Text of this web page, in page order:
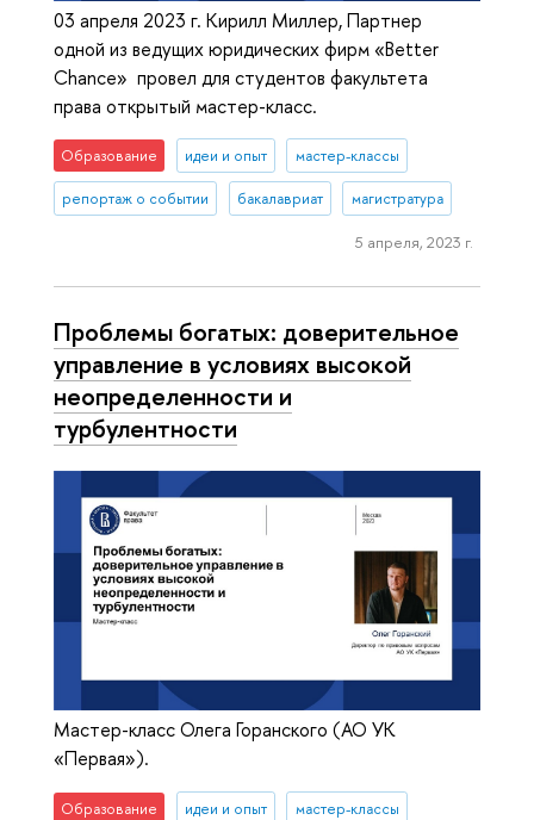
03 апреля 2023 г. Кирилл Миллер, Партнер
одной из ведущих юридических фирм «Better
Chance» провел для студентов факультета
права открытый мастер-класс.
Образование идеи и опыт мастер-классы
репортаж о событии бакалавриат магистратура
5 апреля, 2023 г.
Проблемы богатых: доверительное
управление в условиях высокой
неопределенности и
турбулентности
Мастер-класс Олега Горанского (АО УК
«Первая»).
Образование идеи и опыт мастер-классы